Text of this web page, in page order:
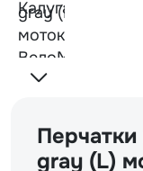
gray (L)